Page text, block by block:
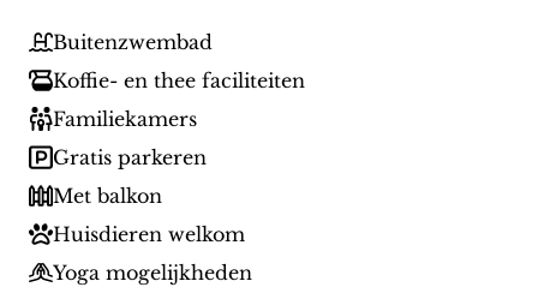
Buitenzwembad
Koffie- en thee faciliteiten
Familiekamers
Gratis parkeren
Met balkon
Huisdieren welkom
Yoga mogelijkheden